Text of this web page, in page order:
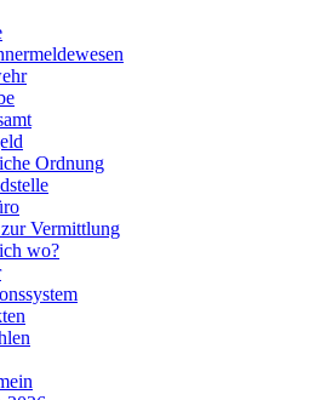
Ordnung
Vermittlung
wo?